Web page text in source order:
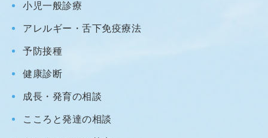
小児一般診療
アレルギー・舌下免疫療法
予防接種
健康診断
成長・発育の相談
こころと発達の相談